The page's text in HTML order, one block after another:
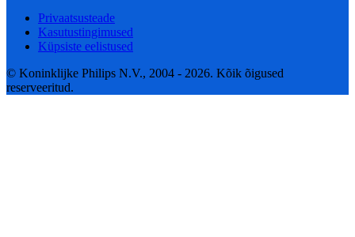
Privaatsusteade
Kasutustingimused
Küpsiste eelistused
© Koninklijke Philips N.V., 2004 - 2026. Kõik õigused
reserveeritud.